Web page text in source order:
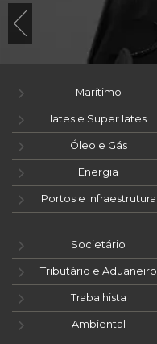
Marítimo
Iates e Super Iates
Óleo e Gás
Energia
Portos e Infraestrutura
Societário
Tributário e Aduaneiro
Trabalhista
Ambiental